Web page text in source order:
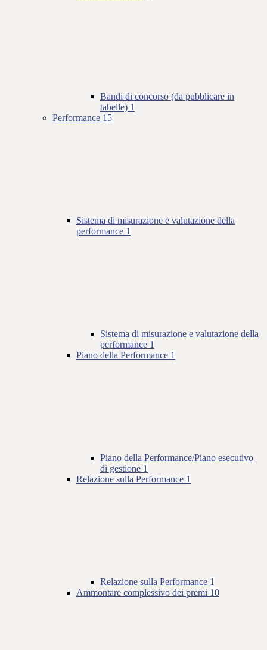
Bandi di concorso (da pubblicare in
tabelle) 1
Performance 15
Sistema di misurazione e valutazione della
performance 1
Sistema di misurazione e valutazione della
performance 1
Piano della Performance 1
Piano della Performance/Piano esecutivo
di gestione 1
Relazione sulla Performance 1
Relazione sulla Performance 1
Ammontare complessivo dei premi 10